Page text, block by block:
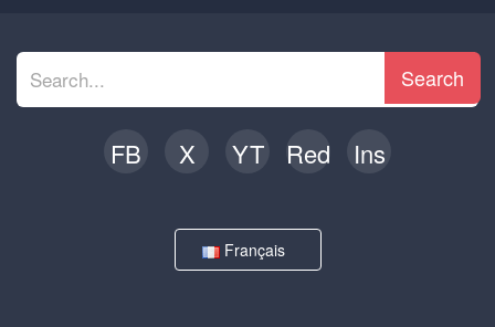
Search
FB X YT Red Ins
Français